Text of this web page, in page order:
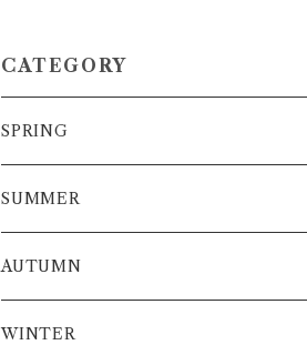
CATEGORY
SPRING
SUMMER
AUTUMN
WINTER